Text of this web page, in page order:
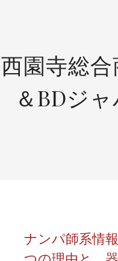
西園寺総
＆BDジ
ナンパ師系情